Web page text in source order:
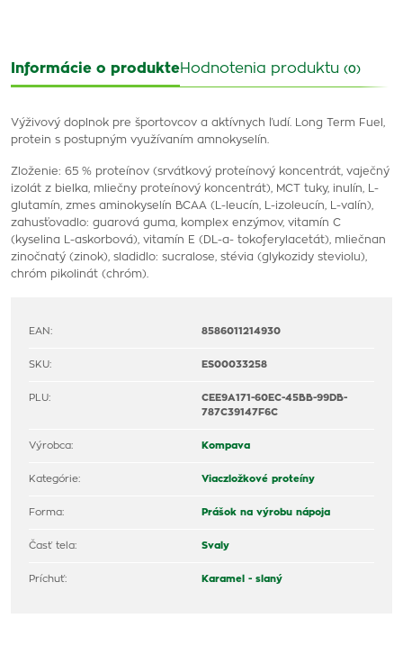
Informácie o produkteHodnotenia produktu (0)
Výživový doplnok pre športovcov a aktívnych ľudí. Long Term Fuel,
protein s postupným využívaním amnokyselín.
Zloženie: 65 % proteínov (srvátkový proteínový koncentrát, vaječný
izolát z bielka, mliečny proteínový koncentrát), MCT tuky, inulín, L-
glutamín, zmes aminokyselín BCAA (L-leucín, L-izoleucín, L-valín),
zahusťovadlo: guarová guma, komplex enzýmov, vitamín C
(kyselina L-askorbová), vitamín E (DL-α- tokoferylacetát), mliečnan
zinočnatý (zinok), sladidlo: sucralose, stévia (glykozidy steviolu),
chróm pikolinát (chróm).
EAN: 8586011214930
SKU: ES00033258
PLU:
CEE9A171-60EC-45BB-99DB-
787C39147F6C
Výrobca: Kompava
Kategórie: Viaczložkové proteíny
Forma: Prášok na výrobu nápoja
Časť tela: Svaly
Príchuť: Karamel - slaný